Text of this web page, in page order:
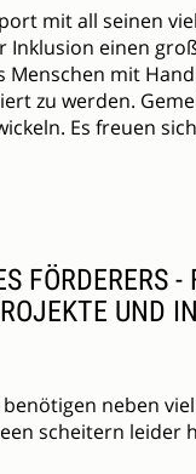
mit all seinen
einen
Menschen mit
zu werden.
Es freuen
FÖRDERERS
UND
neben
scheitern leider